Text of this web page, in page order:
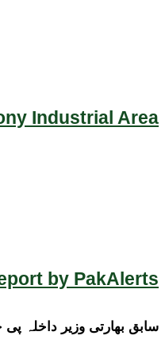
Industrial Area
by PakAlerts
سابق بھارتی وزیر داخلہ